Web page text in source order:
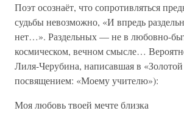
Поэт осознаёт, что сопротивляться
судьбы невозможно, «И впредь
нет…». Раздельных — не в любовно-
космическом, вечном смысле…
Лиля-Черубина, написавшая в
посвящением: «Моему учителю»):
Моя любовь твоей мечте близка